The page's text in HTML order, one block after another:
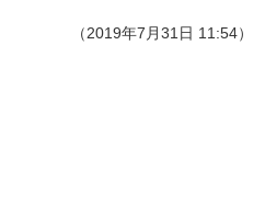
（2019年7月31日 11:54）